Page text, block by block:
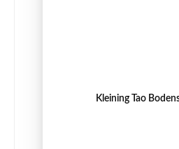
Kleining Tao